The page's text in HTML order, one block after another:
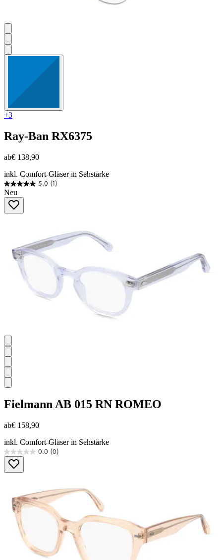
+3
Ray-Ban RX6375
ab€ 138,90
inkl. Comfort-Gläser in Sehstärke
5.0 (1)
5.0
von
Sternen.
Neu
Fielmann AB 015 RN ROMEO
ab€ 158,90
inkl. Comfort-Gläser in Sehstärke
0.0 (0)
0.0
von
5